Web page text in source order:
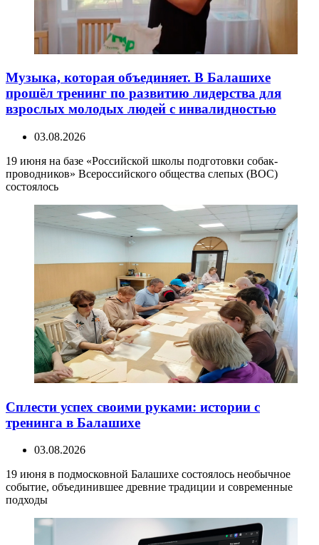
Музыка, которая объединяет. В Балашихе
прошёл тренинг по развитию лидерства для
взрослых молодых людей с инвалидностью
03.08.2026
19 июня на базе «Российской школы подготовки собак-
проводников» Всероссийского общества слепых (ВОС)
состоялось
Сплести успех своими руками: истории с
тренинга в Балашихе
03.08.2026
19 июня в подмосковной Балашихе состоялось необычное
событие, объединившее древние традиции и современные
подходы